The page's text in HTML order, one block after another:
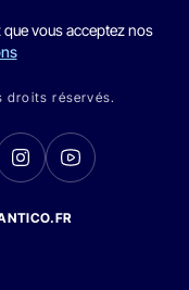
vous acceptez nos
droits réservés.